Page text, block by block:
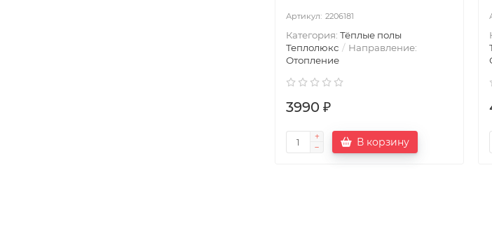
2206181
Категория: Тёплые полы
Теплолюкс
Направление:
Отопление
3990 ₽
В корзину